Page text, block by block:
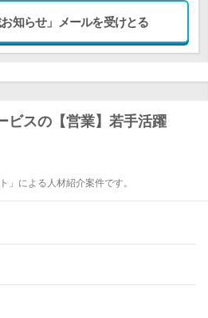
知らせ」メールを受けとる
ビスの【営業】若手活躍
」による人材紹介案件です。